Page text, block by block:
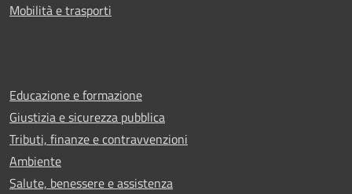
Mobilità e trasporti
Educazione e formazione
Giustizia e sicurezza pubblica
Tributi, finanze e contravvenzioni
Ambiente
Salute, benessere e assistenza